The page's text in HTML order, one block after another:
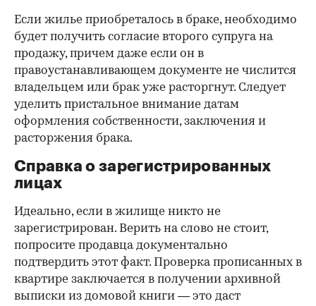
Если жилье приобреталось в браке, необходимо
будет получить согласие второго супруга на
продажу, причем даже если он в
правоустанавливающем документе не числится
владельцем или брак уже расторгнут. Следует
уделить пристальное внимание датам
оформления собственности, заключения и
расторжения брака.
Справка о зарегистрированных
лицах
Идеально, если в жилище никто не
зарегистрирован. Верить на слово не стоит,
попросите продавца документально
подтвердить этот факт. Проверка прописанных в
квартире заключается в получении архивной
выписки из домовой книги — это даст